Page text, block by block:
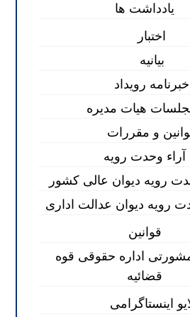
یادداشت ها
اختبار
بیانیه
خبرنامه رویداد
هیات مدیره
و مقررات
آراء وحدت رویه
رویه دیوان عالی کشور
رویه دیوان عدالت اداری
قوانین
اداره حقوقی قوه
قضائیه
اینستاگرامی